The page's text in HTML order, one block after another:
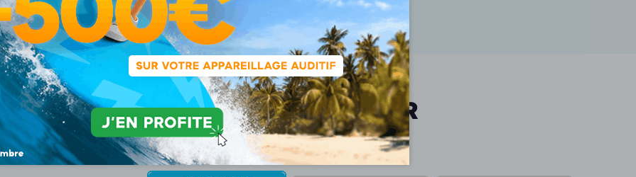
Prix avant remboursements sécu & mutuelle (demandez un devis)
Fonctionnalités du Aq Sound St R